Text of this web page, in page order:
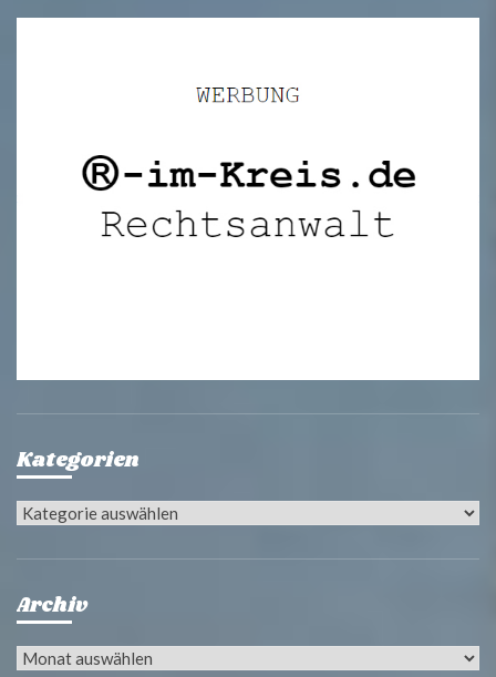
Kategorien
Kategorien
Archiv
Archiv